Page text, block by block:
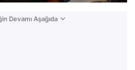
Devamı Aşağıda